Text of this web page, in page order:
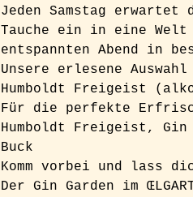
Jeden Samstag erwartet
Tauche ein in eine
entspannten Abend in
Unsere erlesene
Humboldt Freigeist
Für die perfekte
Humboldt Freigeist,
Buck
Komm vorbei und lass
Der Gin Garden im